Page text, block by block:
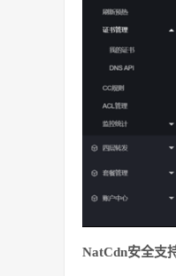
NatCdn安全支